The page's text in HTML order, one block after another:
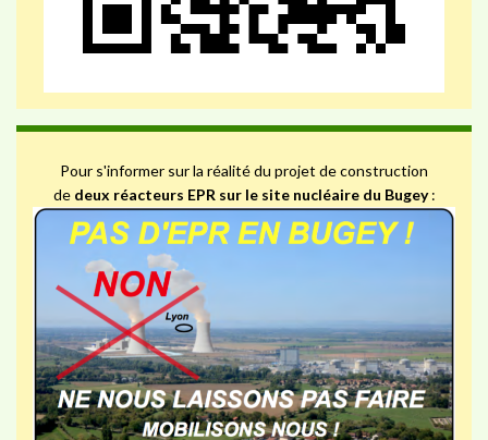
Pour s'informer sur la réalité du projet de construction
de deux réacteurs EPR sur le site nucléaire du Bugey: